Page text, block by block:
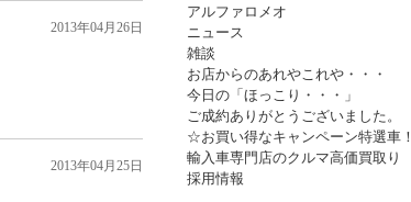
2013年04月26日
2013年04月25日
アルファロメオ
ニュース
雑談
お店からのあれやこれや・・・
今日の「ほっこり・・・」
ご成約ありがとうございました。
☆お買い得なキャンペーン特選車！
輸入車専門店のクルマ高価買取り
採用情報